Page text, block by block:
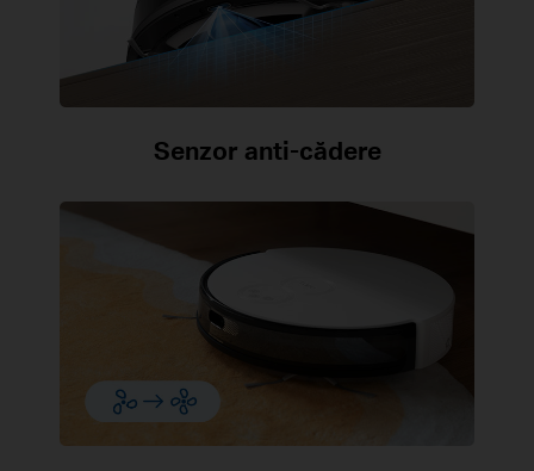
Senzor anti-cădere